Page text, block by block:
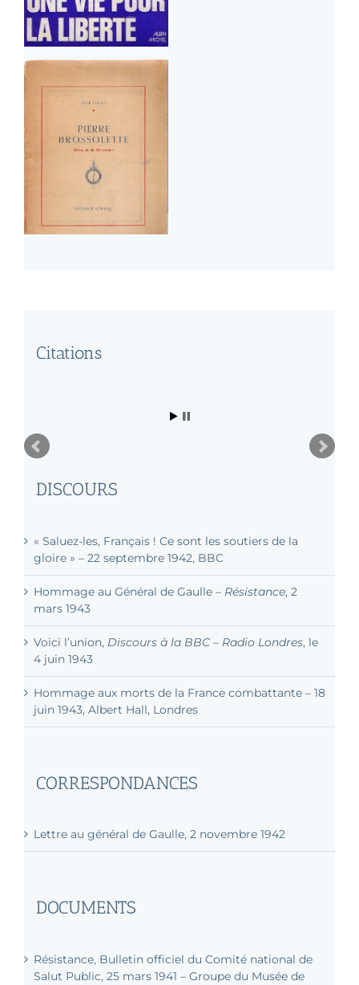
Citations
« L’Histoire un jour dira ce que chacun
d’eux a dû d’abord accomplir pour
retrouver dans la France combattante son
droit à la mort et à la gloire. »
DISCOURS
« Saluez-les, Français ! Ce sont les soutiers de la
gloire » – 22 septembre 1942, BBC
Hommage au Général de Gaulle – Résistance, 2
mars 1943
Voici l’union, Discours à la BBC – Radio Londres, le
4 juin 1943
Hommage aux morts de la France combattante – 18
juin 1943, Albert Hall, Londres
CORRESPONDANCES
Lettre au général de Gaulle, 2 novembre 1942
DOCUMENTS
Résistance, Bulletin officiel du Comité national de
Salut Public, 25 mars 1941 – Groupe du Musée de